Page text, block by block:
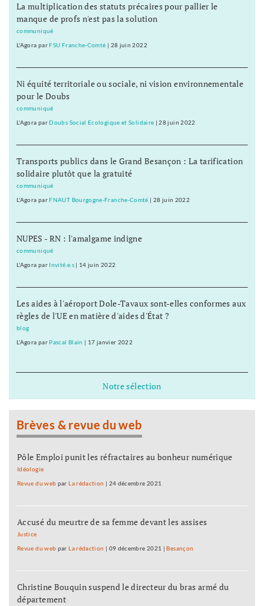
La multiplication des statuts précaires pour pallier le
manque de profs n'est pas la solution
communiqué
L'Agora par FSU Franche-Comté 28 juin 2022
Ni équité territoriale ou sociale, ni vision environnementale
pour le Doubs
communiqué
L'Agora par Doubs Social Ecologique et Solidaire |28 juin 2022
Transports publics dans le Grand Besançon : La tarification
solidaire plutôt que la gratuité
communiqué
L'Agora par FNAUT Bourgogne-Franche-Comté 28 juin 2022
NUPES - RN : l'amalgame indigne
communiqué
L'Agora par Invité.e.s| 14 juin 2022
Les aides à l'aéroport Dole-Tavaux sont-elles conformes aux
règles de l'UE en matière d'aides d'État ?
blog
L'Agora par Pascal Blain 17 janvier 2022
Notre sélection
Brèves & revue du web
Pôle Emploi punit les réfractaires au bonheur numérique
Idéologie
Revue du web par La rédaction 24 décembre 2021
Accusé du meurtre de sa femme devant les assises
Justice
Revue du web par La rédaction 09 décembre 2021 Besançon
Christine Bouquin suspend le directeur du bras armé du
département